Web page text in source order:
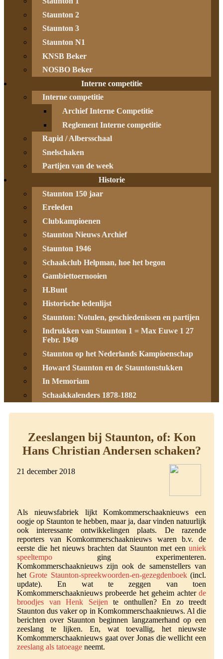
Staunton 2
Staunton 3
Staunton N1
KNSB Beker
NOSBO Beker
Interne competitie
Interne competitie
Archief Interne Competitie
Reglement Interne competitie
Rapid / Albersschaal
Snelschaken
Partijen van de week
Historie
Staunton 150 jaar
Ereleden
Clubkampioenen
Staunton Nieuws Archief
Staunton 1946
Schaakclub Helpman, hoe het begon
Gambiettoernooien
H.Bunt
Historische ledenlijst
Staunton: Notulen, geschiedenissen en partijen
Indrukken van Staunton 1 = Max Euwe 1 27
Febr. 1949
Staunton op het Nederlands Kampioenschap
Howard Staunton en de Stauntonstukken
In Memoriam
Schaakkalenders 1878-1882
Zeeslangen bij Staunton, of: Kon
Hans Christian Andersen schaken?
21 december 2018
Als nieuwsfabriek lijkt Komkommerschaaknieuws een
oogje op Staunton te hebben, maar ja, daar vinden natuurlijk
ook interessante ontwikkelingen plaats. De razende
reporters van Komkommerschaaknieuws waren b.v. de
eerste die het nieuws brachten dat Staunton met een uniek
speeltempo ging experimenteren.
Komkommerschaaknieuws zijn ook de samenstellers van
hetGrote Staunton-spreekwoorden-en-gezegdenboek(incl.
update). En wat te zeggen van toen
Komkommerschaaknieuws probeerde het geheim achter de
broodjes van Henk Seijente onthullen? En zo treedt
Staunton dus vaker op in Komkommerschaaknieuws. Al die
berichten over Staunton beginnen langzamerhand op een
zeeslang te lijken. En, wat toevallig, het nieuwste
Komkommerschaaknieuws gaat over Jonas die wellicht een
zeeslang als tatoeage neemt.